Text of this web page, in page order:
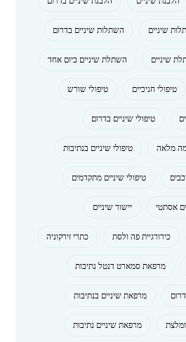
שיניים
השתלות שיניים בדרום
שיניים
השתלת שיניים ביום אחד
טיפולי חניכיים
טיפולי שורש
טיפולי שיניים בדרום
מלאה
טיפולי שיניים בנתיבות
טיפולי שיניים מתקדמים
אסתטי
יישור שיניים
כירורגיית פה ולסת
כתרי זירקוניה
מרפאת סמארט דנטל נתיבות
מרפאת שיניים בנתיבות
מרפאת שיניים נתיבות